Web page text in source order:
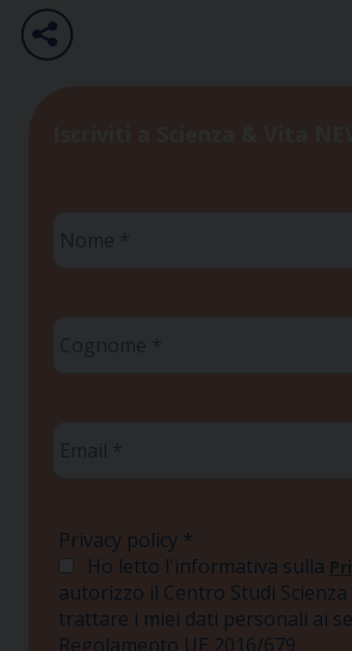
Privacy policy *
Ho letto l'informativa sulla
autorizzo il Centro Studi Scienza
trattare i miei dati personali ai
Regolamento UE 2016/679